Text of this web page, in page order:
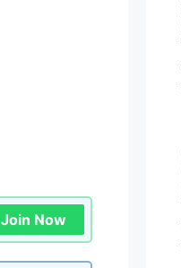
Join Now